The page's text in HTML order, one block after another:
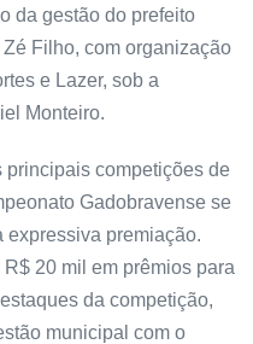
da gestão do prefeito
Filho, com organização
e Lazer, sob a
Monteiro.
competições de
Gadobravense se
premiação.
20 mil em prêmios para
da competição,
municipal com o